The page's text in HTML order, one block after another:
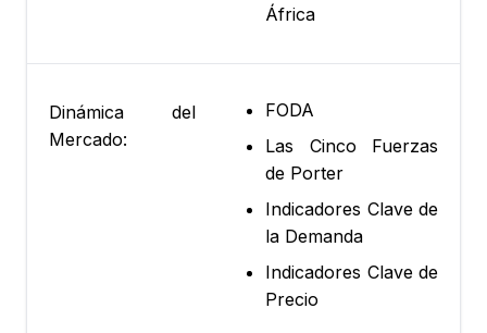
África
Dinámica del
Mercado:
FODA
Las Cinco Fuerzas
de Porter
Indicadores Clave de
la Demanda
Indicadores Clave de
Precio